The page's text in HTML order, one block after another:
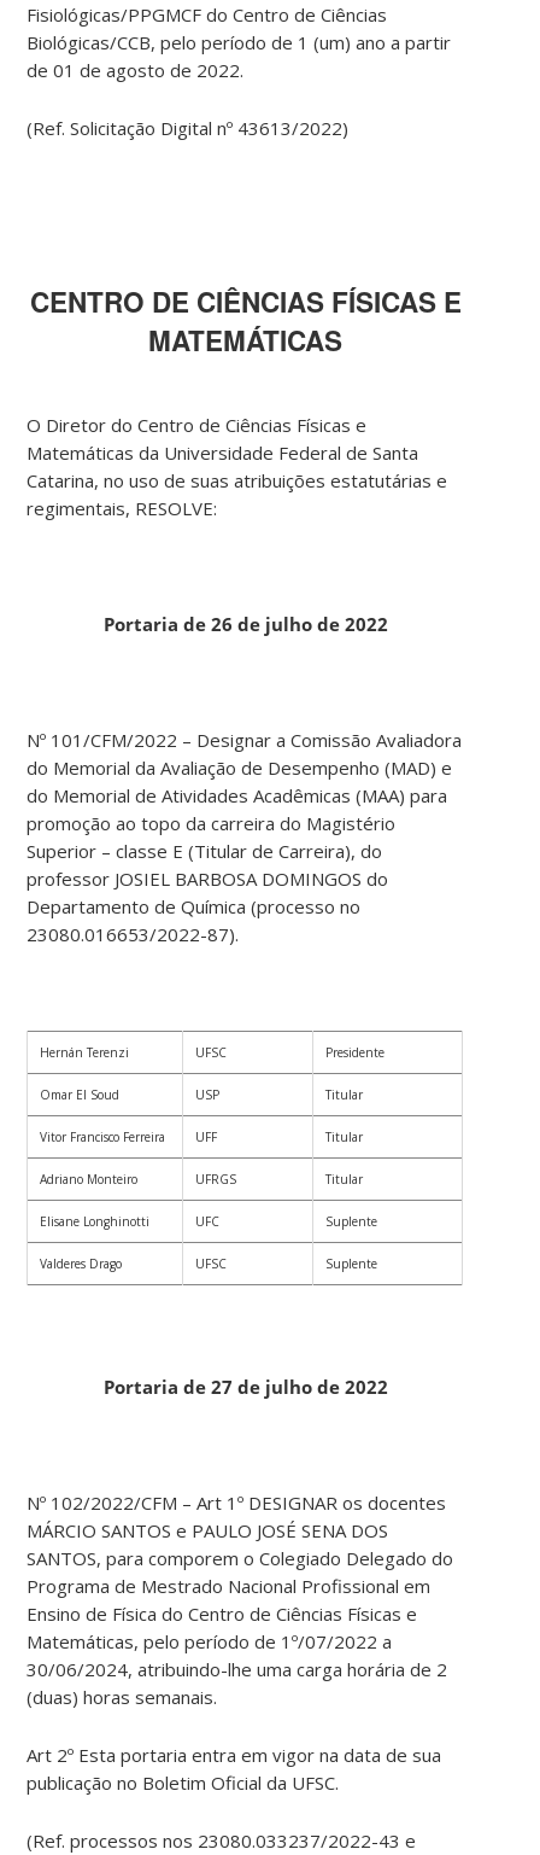
Fisiológicas/PPGMCF do Centro de Ciências
Biológicas/CCB, pelo período de 1 (um) ano a partir
de 01 de agosto de 2022.
(Ref. Solicitação Digital nº 43613/2022)
CENTRO DE CIÊNCIAS FÍSICAS E
MATEMÁTICAS
O Diretor do Centro de Ciências Físicas e
Matemáticas da Universidade Federal de Santa
Catarina, no uso de suas atribuições estatutárias e
regimentais, RESOLVE:
Portaria de 26 de julho de 2022
Nº 101/CFM/2022 – Designar a Comissão Avaliadora
do Memorial da Avaliação de Desempenho (MAD) e
do Memorial de Atividades Acadêmicas (MAA) para
promoção ao topo da carreira do Magistério
Superior – classe E (Titular de Carreira), do
professor JOSIEL BARBOSA DOMINGOS do
Departamento de Química (processo no
23080.016653/2022-87).
Hernán Terenzi UFSC Presidente
Omar El Soud USP Titular
Vitor Francisco Ferreira UFF Titular
Adriano Monteiro UFRGS Titular
Elisane Longhinotti UFC Suplente
Valderes Drago UFSC Suplente
Portaria de 27 de julho de 2022
Nº 102/2022/CFM – Art 1º DESIGNAR os docentes
MÁRCIO SANTOS e PAULO JOSÉ SENA DOS
SANTOS, para comporem o Colegiado Delegado do
Programa de Mestrado Nacional Profissional em
Ensino de Física do Centro de Ciências Físicas e
Matemáticas, pelo período de 1º/07/2022 a
30/06/2024, atribuindo-lhe uma carga horária de 2
(duas) horas semanais.
Art 2º Esta portaria entra em vigor na data de sua
publicação no Boletim Oficial da UFSC.
(Ref. processos nos 23080.033237/2022-43 e